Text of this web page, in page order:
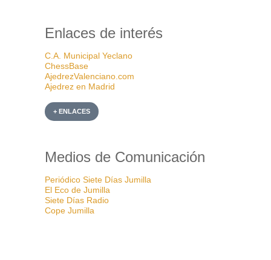
Enlaces de interés
C.A. Municipal Yeclano
ChessBase
AjedrezValenciano.com
Ajedrez en Madrid
+ ENLACES
Medios de Comunicación
Periódico Siete Días Jumilla
El Eco de Jumilla
Siete Días Radio
Cope Jumilla